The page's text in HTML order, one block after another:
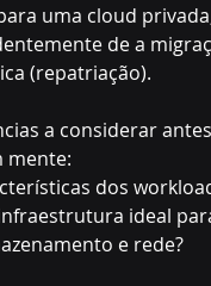
uma cloud
de a
(repatriação).
a considerar
mente:
dos
ideal
e rede?